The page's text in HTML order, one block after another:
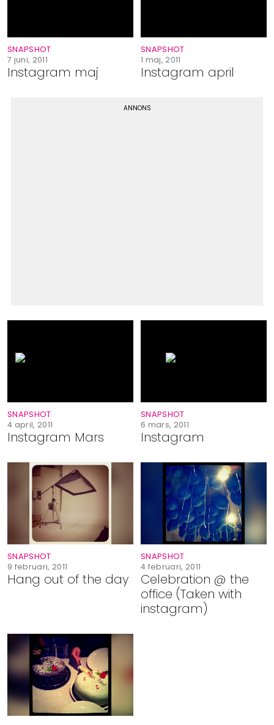
Instagram maj
SNAPSHOT
7 juni, 2011
Instagram april
SNAPSHOT
1 maj, 2011
Instagram Mars
SNAPSHOT
4 april, 2011
Instagram
SNAPSHOT
6 mars, 2011
Hang out of the day
SNAPSHOT
9 februari, 2011
Celebration @ the
office (Taken with
instagram)
SNAPSHOT
4 februari, 2011